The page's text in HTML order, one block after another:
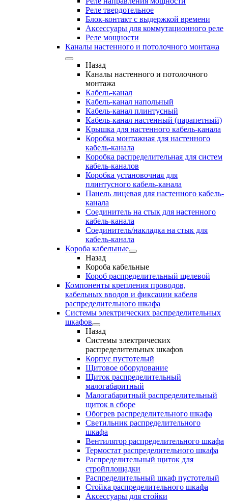
Реле твердотельное
Блок-контакт с выдержкой времени
Аксессуары для коммутационного реле
Реле мощности
Каналы настенного и потолочного монтажа
Назад
Каналы настенного и потолочного
монтажа
Кабель-канал
Кабель-канал напольный
Кабель-канал плинтусный
Кабель-канал настенный (парапетный)
Крышка для настенного кабель-канала
Коробка монтажная для настенного
кабель-канала
Коробка распределительная для систем
кабель-каналов
Коробка установочная для
плинтусного кабель-канала
Панель лицевая для настенного кабель-
канала
Соединитель на стык для настенного
кабель-канала
Соединитель/накладка на стык для
кабель-канала
Короба кабельные
Назад
Короба кабельные
Короб распределительный щелевой
Компоненты крепления проводов,
кабельных вводов и фиксации кабеля
распределительного шкафа
Системы электрических распределительных
шкафов
Назад
Системы электрических
распределительных шкафов
Корпус пустотелый
Щитовое оборудование
Щиток распределительный
малогабаритный
Малогабаритный распределительный
щиток в сборе
Обогрев распределительного шкафа
Светильник распределительного
шкафа
Вентилятор распределительного шкафа
Термостат распределительного шкафа
Распределительный щиток для
стройплощадки
Распределительный шкаф пустотелый
Стойка распределительного шкафа
Аксессуары для стойки